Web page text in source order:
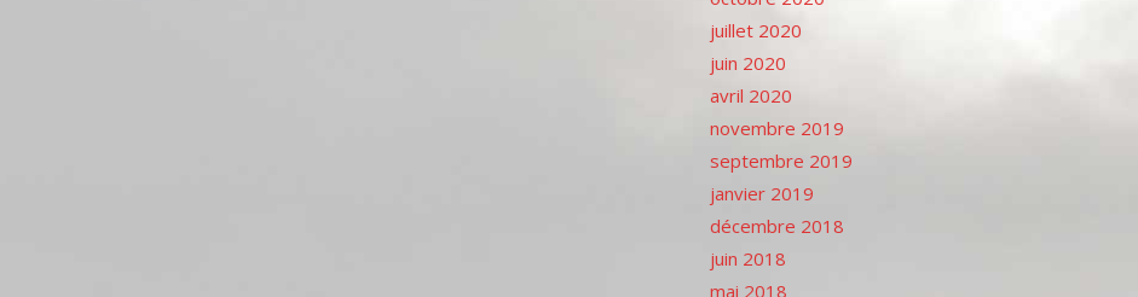
juillet 2020
juin 2020
avril 2020
novembre 2019
septembre 2019
janvier 2019
décembre 2018
juin 2018
mai 2018